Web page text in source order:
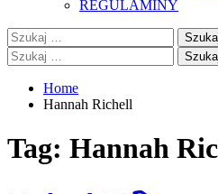
REGULAMINY
Szukaj:
Szukaj:
Home
Hannah Richell
Tag: Hannah